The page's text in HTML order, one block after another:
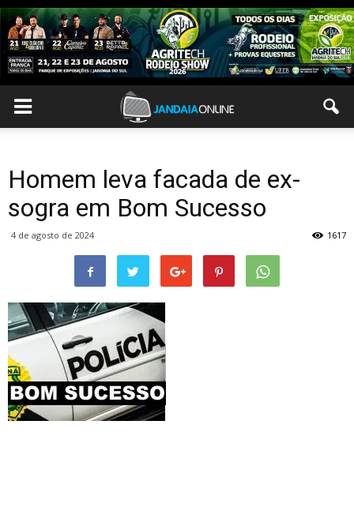
Homem leva facada de ex-
sogra em Bom Sucesso
4 de agosto de 2024 1617